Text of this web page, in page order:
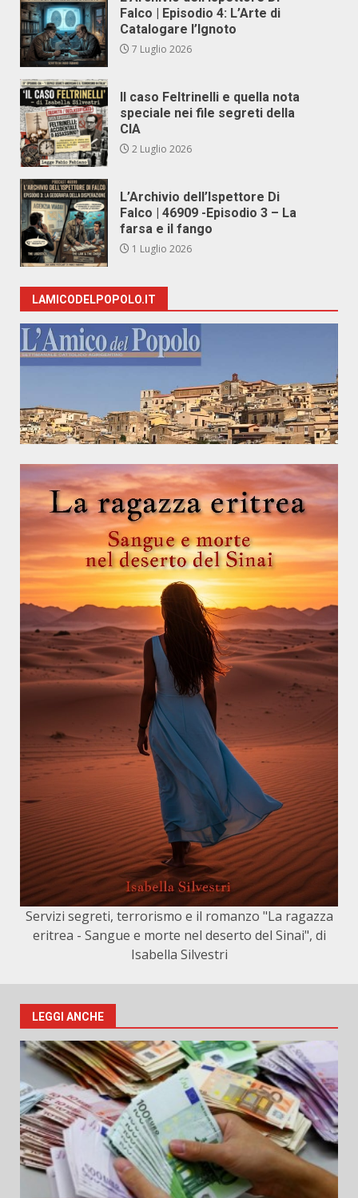
Falco | Episodio 4: L’Arte di
Catalogare l’Ignoto
7 Luglio 2026
Il caso Feltrinelli e quella nota
speciale nei file segreti della
CIA
2 Luglio 2026
L’Archivio dell’Ispettore Di
Falco | 46909 -Episodio 3 – La
farsa e il fango
1 Luglio 2026
LAMICODELPOPOLO.IT
Servizi segreti, terrorismo e il romanzo "La ragazza
eritrea - Sangue e morte nel deserto del Sinai", di
Isabella Silvestri
LEGGI ANCHE